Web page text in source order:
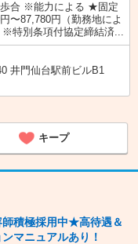
歩合 ※能力による ★固定
〜87,780円（勤務地によ
※特別条項付協定締結済...
井門仙台駅前ビルB1
キープ
師積極採用中★高待遇＆
マニュアルあり！